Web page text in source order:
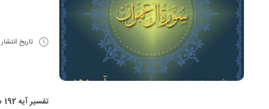
تاریخ انتشار
تفسیر آیه 192 سوره آل عمران